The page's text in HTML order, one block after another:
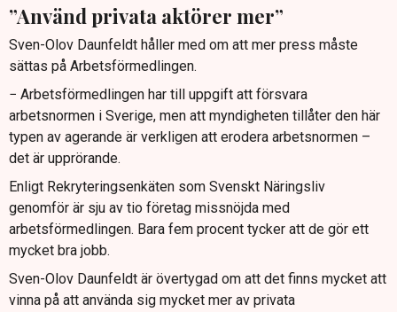
”Använd privata aktörer mer”
Sven-Olov Daunfeldt håller med om att mer press måste
sättas på Arbetsförmedlingen.
− Arbetsförmedlingen har till uppgift att försvara
arbetsnormen i Sverige, men att myndigheten tillåter den här
typen av agerande är verkligen att erodera arbetsnormen –
det är upprörande.
Enligt Rekryteringsenkäten som Svenskt Näringsliv
genomför är sju av tio företag missnöjda med
arbetsförmedlingen. Bara fem procent tycker att de gör ett
mycket bra jobb.
Sven-Olov Daunfeldt är övertygad om att det finns mycket att
vinna på att använda sig mycket mer av privata